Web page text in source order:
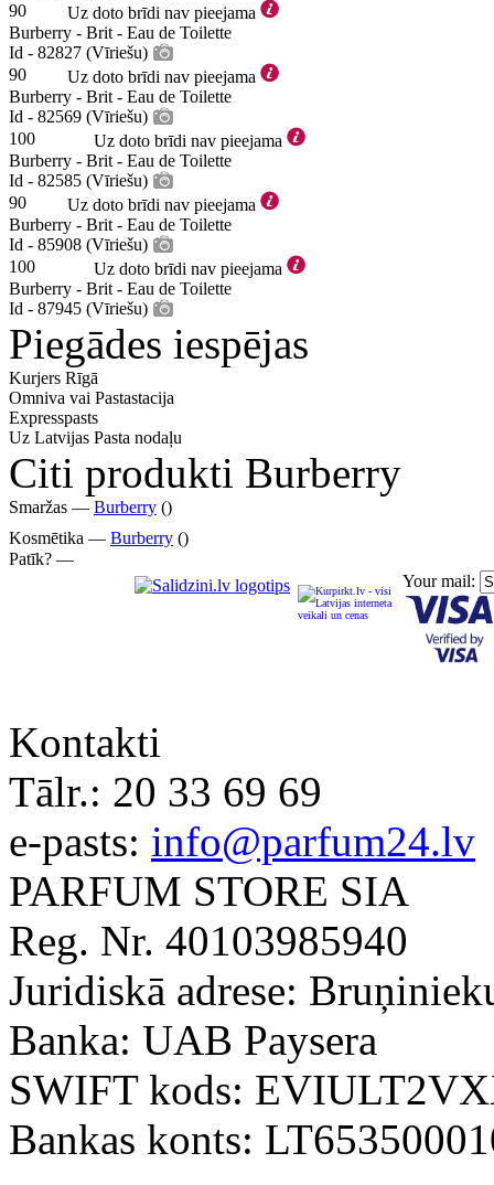
90
Uz doto brīdi nav pieejama
Burberry - Brit - Eau de Toilette
Id - 82827 (Vīriešu)
90
Uz doto brīdi nav pieejama
Burberry - Brit - Eau de Toilette
Id - 82569 (Vīriešu)
100
Uz doto brīdi nav pieejama
Burberry - Brit - Eau de Toilette
Id - 82585 (Vīriešu)
90
Uz doto brīdi nav pieejama
Burberry - Brit - Eau de Toilette
Id - 85908 (Vīriešu)
100
Uz doto brīdi nav pieejama
Burberry - Brit - Eau de Toilette
Id - 87945 (Vīriešu)
Piegādes iespējas
Kurjers Rīgā
Omniva vai Pastastacija
Expresspasts
Uz Latvijas Pasta nodaļu
Citi produkti Burberry
Smaržas — Burberry ()
Kosmētika — Burberry ()
Patīk? —
Your mail:
Kontakti
Tālr.: 20 33 69 69
e-pasts: info@parfum24.lv
PARFUM STORE SIA
Reg. Nr. 40103985940
Juridiskā adrese:
Banka: UAB Paysera
SWIFT kods:
Bankas konts: